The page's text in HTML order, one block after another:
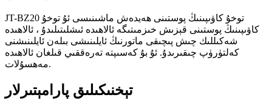
JT-BZ20 توخۇ كاۋىپىنىڭ پوستىنى ھەيدەش ماشىنىسى ئۇ توخۇ
كاۋىپىنىڭ پوستىنى قېزىش خىزمىتىگە ئالاھىدە ئىشلىتىلىدۇ ، ئالاھىدە
شەكىللىك چىش پىچىقى ماتورنىڭ ئايلىنىشى بىلەن ئايلىنىشنى
كەلتۈرۈپ چىقىرىدۇ. ئۇ بۇ كەسىپتە تەرەققىي قىلغان ئالاھىدە
مەھسۇلات.
تېخنىكىلىق پارامېتىرلار